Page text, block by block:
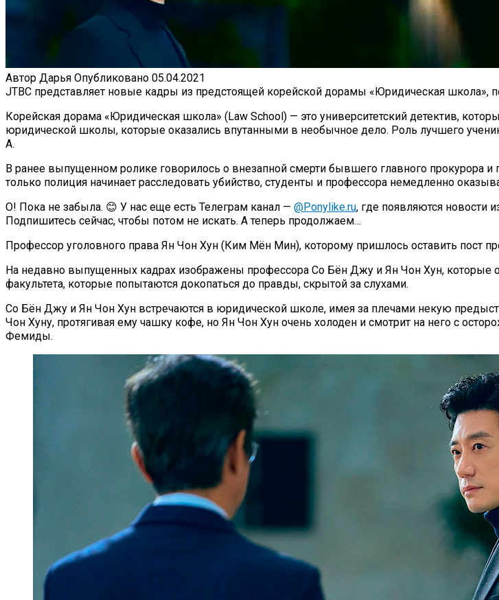
Автор Дарья Опубликовано 05.04.2021
JTBC представляет новые кадры из предстоящей корейской дорамы «Юридическая школа»,
Корейская дорама «Юридическая школа» (Law School) — это университетский детектив,
юридической школы, которые оказались впутанными в необычное дело. Роль лучшего
А.
В ранее выпущенном ролике говорилось о внезапной смерти бывшего главного прокурора
только полиция начинает расследовать убийство, студенты и профессора немедленно
О! Пока не забыла. 😊 У нас еще есть Телеграм канал — @Ponylike.ru, где появляются новости
Подпишитесь сейчас, чтобы потом не искать. А теперь продолжаем…
Профессор уголовного права Ян Чон Хун (Ким Мён Мин), которому пришлось оставить пост
На недавно выпущенных кадрах изображены профессора Со Бён Джу и Ян Чон Хун, которые
факультета, которые попытаются докопаться до правды, скрытой за слухами.
Со Бён Джу и Ян Чон Хун встречаются в юридической школе, имея за плечами некую
Чон Хуну, протягивая ему чашку кофе, но Ян Чон Хун очень холоден и смотрит на него с
Фемиды.